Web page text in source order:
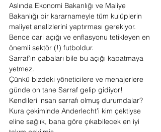
Aslında Ekonomi Bakanlığı ve Maliye
Bakanlığı bir kararnameyle tüm kulüplerin
maliyet analizlerini yaptırması gerekiyor.
Bence cari açığı ve enflasyonu tetikleyen en
önemli sektör (!) futboldur.
Sarraf’ın çabaları bile bu açığı kapatmaya
yetmez.
Çünkü bizdeki yöneticilere ve menajerlere
günde on tane Sarraf gelip gidiyor!
Kendileri insan sarrafı olmuş durumdalar?
Kura çekiminde Anderlecht’i kim çektiyse
eline sağlık, bana göre çıkabilecek en iyi